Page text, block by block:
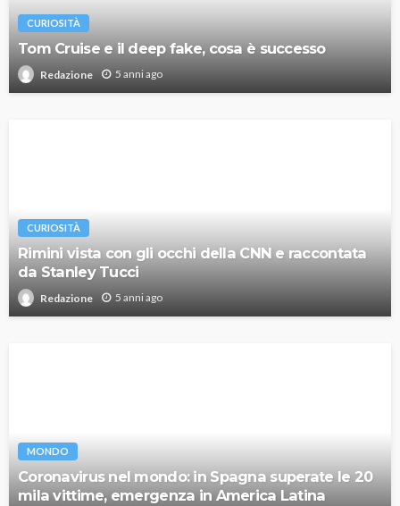
CURIOSITÀ
Tom Cruise e il deep fake, cosa è successo
Redazione 5 anni ago
CURIOSITÀ
Rimini vista con gli occhi della CNN e raccontata
da Stanley Tucci
Redazione 5 anni ago
MONDO
Coronavirus nel mondo: in Spagna superate le 20
mila vittime, emergenza in America Latina